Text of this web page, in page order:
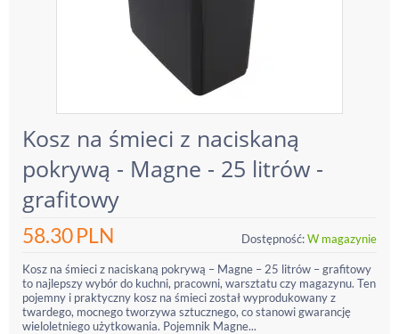
Kosz na śmieci z naciskaną
pokrywą - Magne - 25 litrów -
grafitowy
58.30PLN Dostępność:W magazynie
Kosz na śmieci z naciskaną pokrywą – Magne – 25 litrów – grafitowy
to najlepszy wybór do kuchni, pracowni, warsztatu czy magazynu. Ten
pojemny i praktyczny kosz na śmieci został wyprodukowany z
twardego, mocnego tworzywa sztucznego, co stanowi gwarancję
wieloletniego użytkowania. Pojemnik Magne...